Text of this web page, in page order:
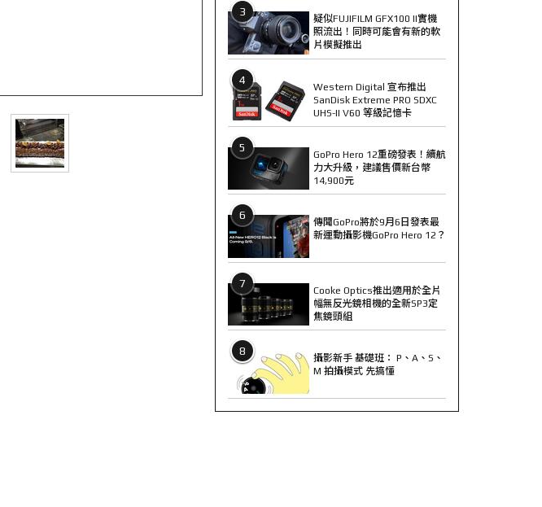
3
疑似FUJIFILM GFX100 II實機
照流出！同時可能會有新的軟
片模擬推出
4
Western Digital 宣布推出
SanDisk Extreme PRO SDXC
UHS-II V60 等級記憶卡
5
GoPro Hero 12重磅發表！續航
力大升級，建議售價新台幣
14,900元
6
傳聞GoPro將於9月6日發表最
新運動攝影機GoPro Hero 12？
7
Cooke Optics推出適用於全片
幅無反光鏡相機的全新SP3定
焦鏡頭組
8
攝影新手 基礎班： P、A、S、
M 拍攝模式 先搞懂